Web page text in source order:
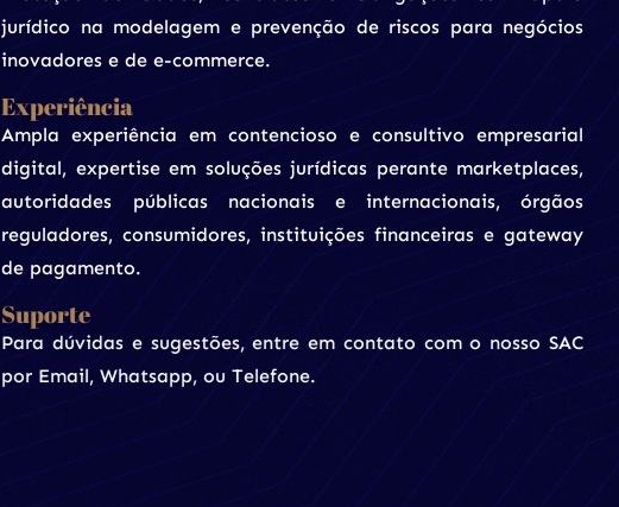
jurídico na modelagem e prevenção de riscos para negócios
inovadores e de e-commerce.
Experiência
Ampla experiência em contencioso e consultivo empresarial
digital, expertise em soluções jurídicas perante marketplaces,
autoridades públicas nacionais e internacionais, órgãos
reguladores, consumidores, instituições financeiras e gateway
de pagamento.
Suporte
Para dúvidas e sugestões, entre em contato com o nosso SAC
por Email, Whatsapp, ou Telefone.